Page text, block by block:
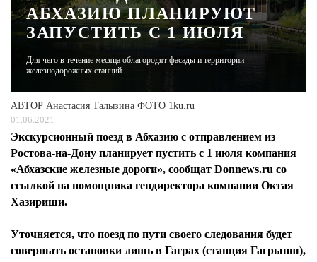
ЖУРНАЛ
АБХАЗИЮ ПЛАНИРУЮТ
ЗАПУСТИТЬ С 1 ИЮЛЯ
Для чего в течение месяца облагородят фасады и территории
железнодорожных станций
АВТОР Анастасия Талызина ФОТО 1ku.ru
01.06.2021
Экскурсионный поезд в Абхазию с отправлением из
Ростова-на-Дону планирует пустить с 1 июля компания
«Абхазские железные дороги», сообщат Donnews.ru со
ссылкой на помощника гендиректора компании Октая
Хазириши.
Уточняется, что поезд по пути своего следования будет
совершать остановки лишь в Гаграх (станция Гагрыпш),